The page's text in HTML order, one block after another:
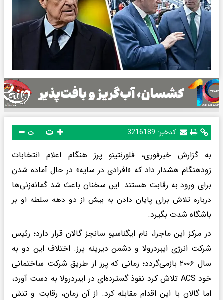
کدخبر: 3216189 ت
به گزارش خبرفوری، فلورنتینو پرز هنگام اعلام انتخابات
زودهنگام هشدار داد که «افرادی در سایه» در حال آماده شدن
برای ورود به رقابت هستند. این سخنان باعث شد گمانه‌زنی‌ها
درباره تلاش برای پایان دادن به بیش از دو دهه سلطه او بر
باشگاه شدت بگیرد.
در مرکز این ماجرا، نام ایگناسیو سانچز گالان قرار دارد؛ رئیس
شرکت انرژی ایبردرولا و دشمن دیرینه پرز. اختلاف این دو به
سال ۲۰۰۶ بازمی‌گردد؛ زمانی که پرز از طریق شرکت ساختمانی
خود ACS تلاش کرد نفوذ گسترده‌ای در ایبردرولا به دست آورد،
اما گالان با این اقدام مقابله کرد. از آن زمان، رقابت و تنش